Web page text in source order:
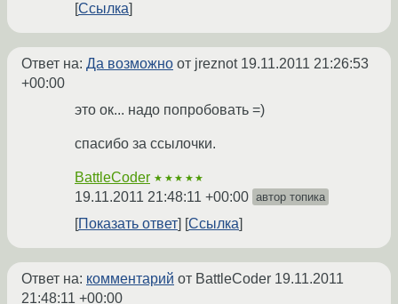
Ссылка
Ответ на: Да возможно от jreznot 19.11.2011 21:26:53
+00:00
это ок... надо попробовать =)
спасибо за ссылочки.
BattleCoder ★★★★★
19.11.2011 21:48:11 +00:00 автор топика
Показать ответ Ссылка
Ответ на: комментарий от BattleCoder 19.11.2011
21:48:11 +00:00